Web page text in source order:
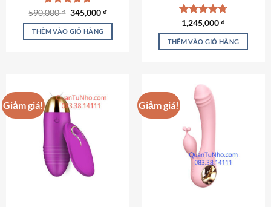
Được xếp
hạng4.79
5 sao
590,000₫ Giá
là:
590,000 ₫.
345,000₫Giá
tại
345,000 ₫.
THÊM VÀO GIỎ HÀNG
Được xếp
hạng4.73
5 sao
1,245,000₫
THÊM VÀO GIỎ HÀNG
Giảm giá! Giảm giá!